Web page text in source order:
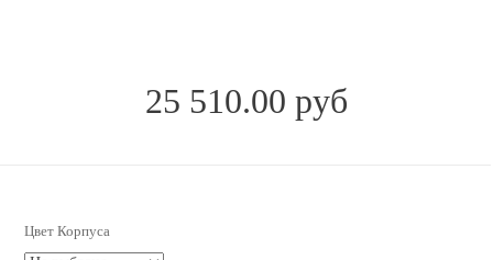
25 510.00 руб
Цвет Корпуса